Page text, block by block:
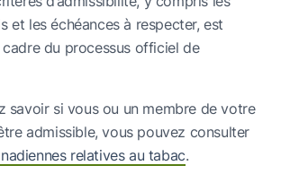
et les échéances à respecter, est
du processus officiel de
savoir si vous ou un membre de votre
admissible, vous pouvez consulter
relatives au tabac.